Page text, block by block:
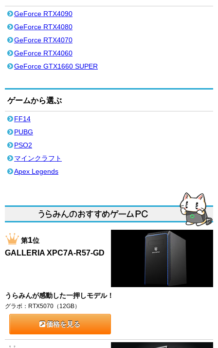
GeForce RTX4090
GeForce RTX4080
GeForce RTX4070
GeForce RTX4060
GeForce GTX1660 SUPER
ゲームから選ぶ
FF14
PUBG
PSO2
マインクラフト
Apex Legends
第1位
GALLERIA XPC7A-R57-GD
うらみんが感動した一押しモデル！
グラボ：RTX5070（12GB）
価格を見る